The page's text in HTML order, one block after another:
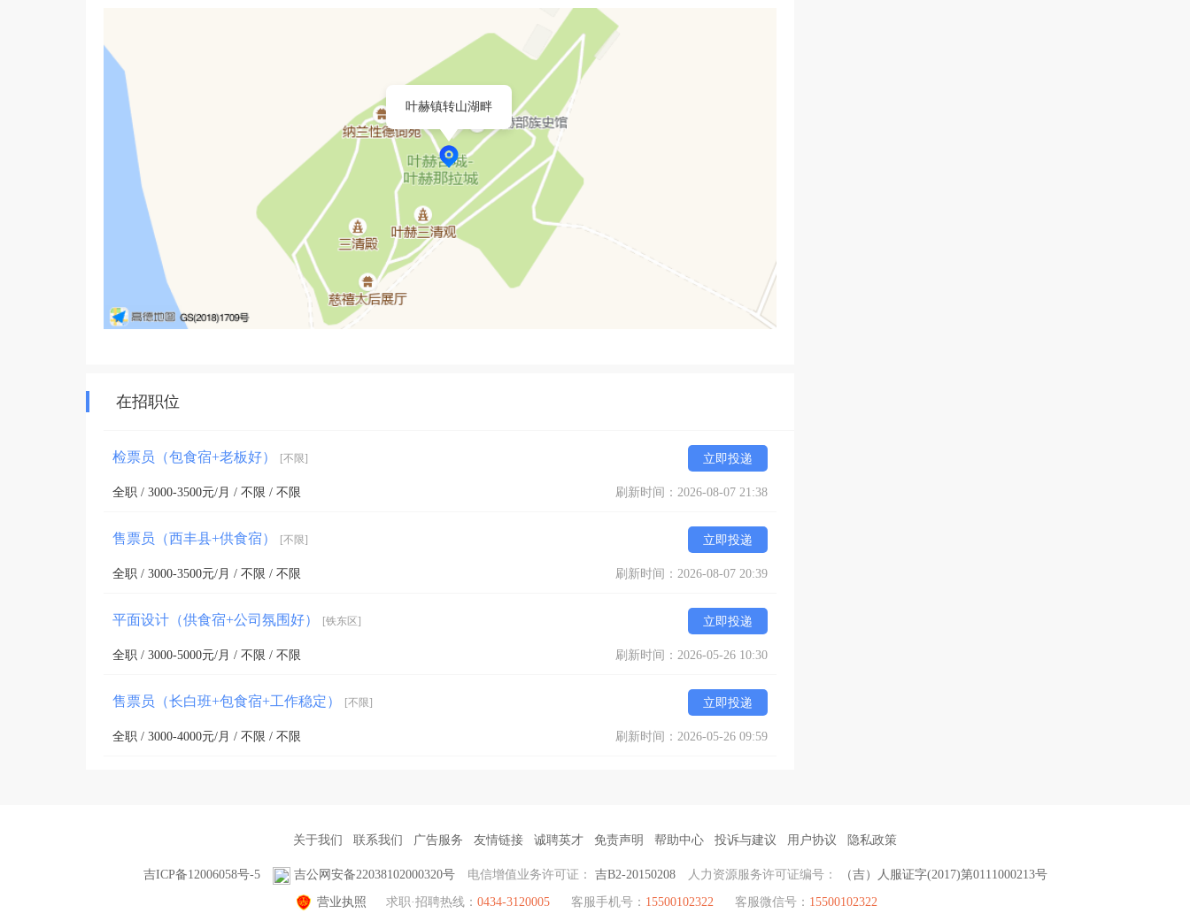
叶赫镇转山湖畔
在招职位
检票员（包食宿+老板好） [不限] 立即投递
全职 / 3000-3500元/月 / 不限 / 不限 刷新时间：2026-08-07 21:38
售票员（西丰县+供食宿） [不限] 立即投递
全职 / 3000-3500元/月 / 不限 / 不限 刷新时间：2026-08-07 20:39
平面设计（供食宿+公司氛围好） [铁东区] 立即投递
全职 / 3000-5000元/月 / 不限 / 不限 刷新时间：2026-05-26 10:30
售票员（长白班+包食宿+工作稳定） [不限] 立即投递
全职 / 3000-4000元/月 / 不限 / 不限 刷新时间：2026-05-26 09:59
关于我们 联系我们 广告服务 友情链接 诚聘英才 免责声明 帮助中心 投诉与建议 用户协议 隐私政策
吉ICP备12006058号-5 吉公网安备22038102000320号 电信增值业务许可证： 吉B2-20150208 人力资源服务许可证编号： （吉）人服证字(2017)第0111000213号
营业执照 求职·招聘热线： 0434-3120005 客服手机号： 15500102322 客服微信号： 15500102322